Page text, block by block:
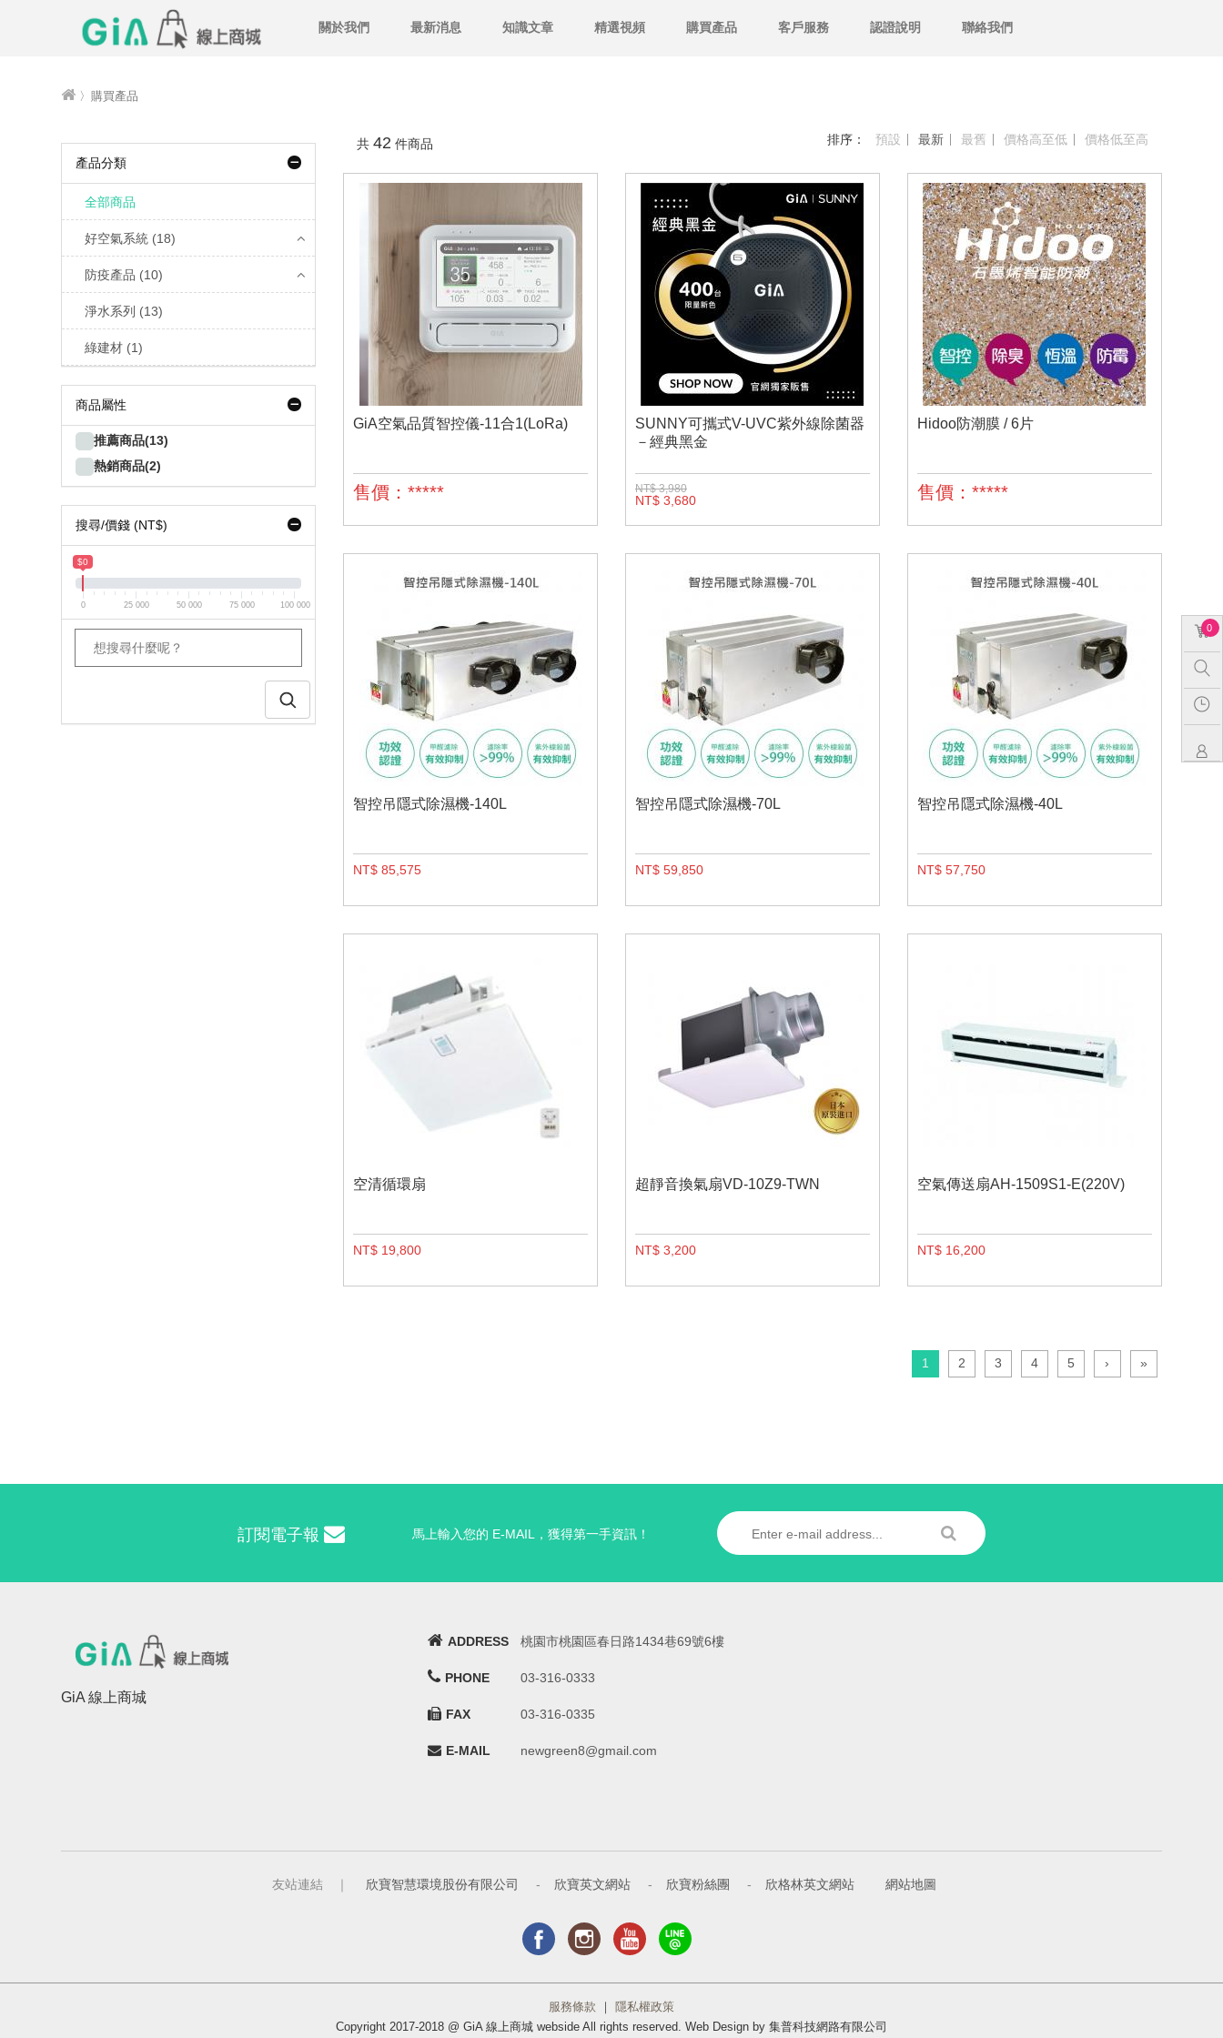
關於我們 最新消息 知識文章 精選視頻 購買產品 客戶服務 認證說明 聯絡我們
0
〉購買產品
產品分類
全部商品
好空氣系統 (18)
防疫產品 (10)
淨水系列 (13)
綠建材 (1)
商品屬性
推薦商品(13)
熱銷商品(2)
搜尋/價錢 (NT$)
$0
0 25 000 50 000 75 000 100 000
共42 件商品 排序： 預設 最新 最舊 價格高至低 價格低至高
GiA空氣品質智控儀-11合1(LoRa)
售價：*****
SUNNY可攜式V-UVC紫外線除菌器
－經典黑金
NT$ 3,980
NT$ 3,680
Hidoo防潮膜 / 6片
售價：*****
智控吊隱式除濕機-140L
NT$ 85,575
智控吊隱式除濕機-70L
NT$ 59,850
智控吊隱式除濕機-40L
NT$ 57,750
空清循環扇
NT$ 19,800
超靜音換氣扇VD-10Z9-TWN
NT$ 3,200
空氣傳送扇AH-1509S1-E(220V)
NT$ 16,200
1 2 3 4 5 › »
訂閱電子報 馬上輸入您的 E-MAIL，獲得第一手資訊！
GiA 線上商城
ADDRESS 桃園市桃園區春日路1434巷69號6樓
PHONE 03-316-0333
FAX 03-316-0335
E-MAIL newgreen8@gmail.com
友站連結 ｜ 欣寶智慧環境股份有限公司 - 欣寶英文網站 - 欣寶粉絲團 - 欣格林英文網站 網站地圖
服務條款 ｜ 隱私權政策
Copyright 2017-2018 @ GiA 線上商城 webside All rights reserved. Web Design by 集普科技網路有限公司